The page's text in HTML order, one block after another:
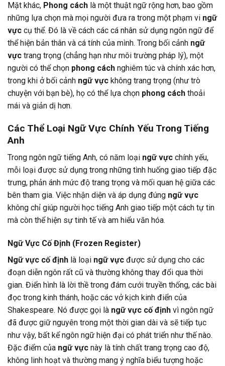
Mặt khác, Phong cách là một thuật ngữ rộng hơn, bao gồm
những lựa chọn mà mọi người đưa ra trong một phạm vi ngữ
vực cụ thể. Đó là về cách các cá nhân sử dụng ngôn ngữ để
thể hiện bản thân và cá tính của mình. Trong bối cảnh ngữ
vực trang trọng (chẳng hạn như môi trường pháp lý), một
người có thể chọn phong cách nghiêm túc và chính xác hơn,
trong khi ở bối cảnh ngữ vực không trang trọng (như trò
chuyện với bạn bè), họ có thể lựa chọn phong cách thoải
mái và giản dị hơn.
Các Thể Loại Ngữ Vực Chính Yếu Trong Tiếng
Anh
Trong ngôn ngữ tiếng Anh, có năm loại ngữ vực chính yếu,
mỗi loại được sử dụng trong những tình huống giao tiếp đặc
trưng, phản ánh mức độ trang trọng và mối quan hệ giữa các
bên tham gia. Việc nhận diện và áp dụng đúng ngữ vực
không chỉ giúp người học tiếng Anh giao tiếp một cách tự tin
mà còn thể hiện sự tinh tế và am hiểu văn hóa.
Ngữ Vực Cố Định (Frozen Register)
Ngữ vực cố định là loại ngữ vực được sử dụng cho các
đoạn diễn ngôn rất cũ và thường không thay đổi qua thời
gian. Điển hình là lời thề trong đám cưới truyền thống, các bài
đọc trong kinh thánh, hoặc các vở kịch kinh điển của
Shakespeare. Nó được gọi là ngữ vực cố định vì ngôn ngữ
đã được giữ nguyên trong một thời gian dài và sẽ tiếp tục
như vậy, bất kể ngôn ngữ hiện đại có phát triển như thế nào.
Đặc điểm của ngữ vực này là tính chất trang trọng cao độ,
không linh hoạt và thường mang ý nghĩa biểu tượng hoặc